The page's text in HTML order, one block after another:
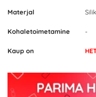
Materjal
Kohaletoimetamine -
Kaup on